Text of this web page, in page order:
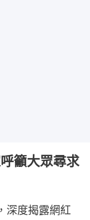
籲大眾尋求
深度揭露網紅